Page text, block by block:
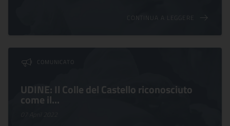
CONTINUA A LEGGERE
COMUNICATO
UDINE: Il Colle del Castello riconosciuto
come il...